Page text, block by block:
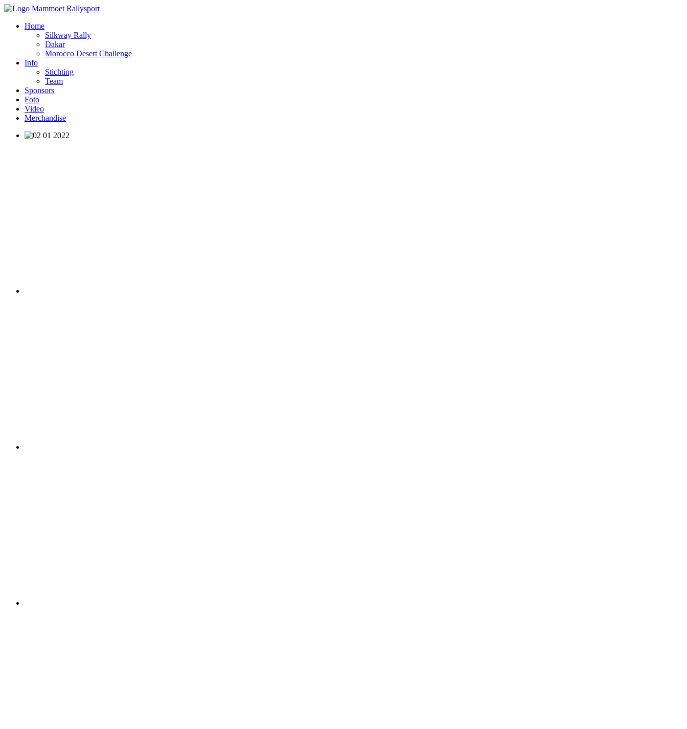
Home
Silkway Rally
Dakar
Morocco Desert Challenge
Info
Stichting
Team
Sponsors
Foto
Video
Merchandise